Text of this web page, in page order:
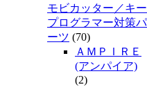
モビカッター／キー
プログラマー対策パ
ーツ (70)
ＡＭＰＩＲＥ
(アンパイア)
(2)